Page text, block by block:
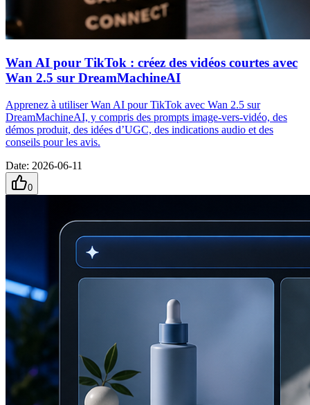
Wan AI pour TikTok : créez des vidéos courtes avec
Wan 2.5 sur DreamMachineAI
Apprenez à utiliser Wan AI pour TikTok avec Wan 2.5 sur
DreamMachineAI, y compris des prompts image-vers-vidéo, des
démos produit, des idées d’UGC, des indications audio et des
conseils pour les avis.
Date: 2026-06-11
0